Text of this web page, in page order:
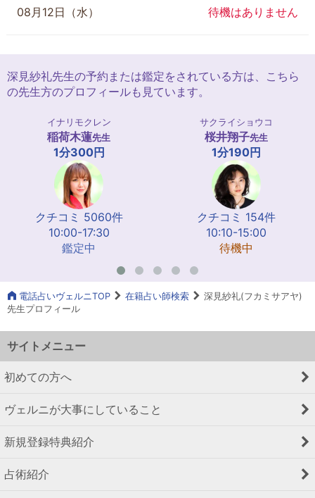
08月12日（水） 待機はありません
深見紗礼先生の予約または鑑定をされている方は、こちら
の先生方のプロフィールも見ています。
イナリモクレン
稲荷木蓮先生
1分300円
クチコミ 5060件
10:00-17:30
鑑定中
サクライショウコ
桜井翔子先生
1分190円
クチコミ 154件
10:10-15:00
待機中
電話占いヴェルニTOP 在籍占い師検索
深見紗礼(フカミサアヤ)
先生プロフィール
サイトメニュー
初めての方へ
ヴェルニが大事にしていること
新規登録特典紹介
占術紹介